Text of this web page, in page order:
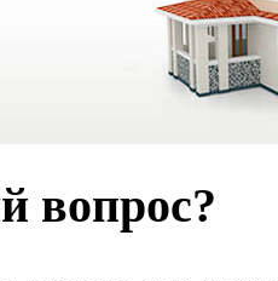
вопрос?